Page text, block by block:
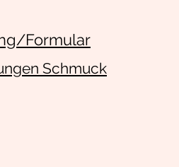
Formular
Schmuck